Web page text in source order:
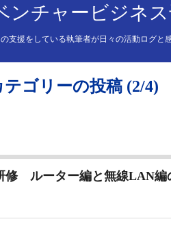
ンチャービジネ
支援をしている執筆者が日々の活動ログと
テゴリーの投稿 (2/4)
修 ルーター編と無線LAN編